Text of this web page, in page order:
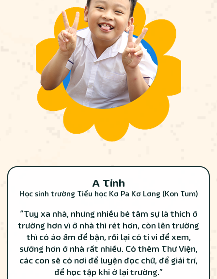
A Tỉnh
Học sinh trường Tiểu học Kơ Pa Kơ Lơng (Kon Tum)
“Tuy xa nhà, nhưng nhiều bé tâm sự là thích ở
trường hơn vì ở nhà thì rét hơn, còn lên trường
thì có áo ấm để bận, rồi lại có ti vi để xem,
sướng hơn ở nhà rất nhiều. Có thêm Thư Viện,
các con sẽ có nơi để luyện đọc chữ, để giải trí,
để học tập khi ở lại trường.”